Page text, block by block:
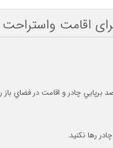
اقامت
برپايي چادر و اقامت در فضاي باز
رها نكنيد.